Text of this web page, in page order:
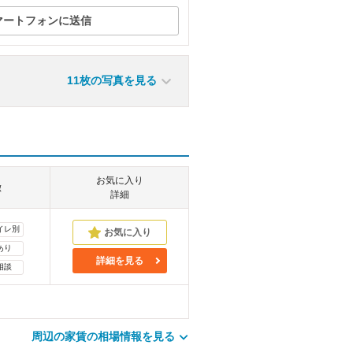
トフォンに送信
11枚の写真を見る
お気に入り
詳細
レ別
り
談
詳細を見る
周辺の家賃の相場情報を見る